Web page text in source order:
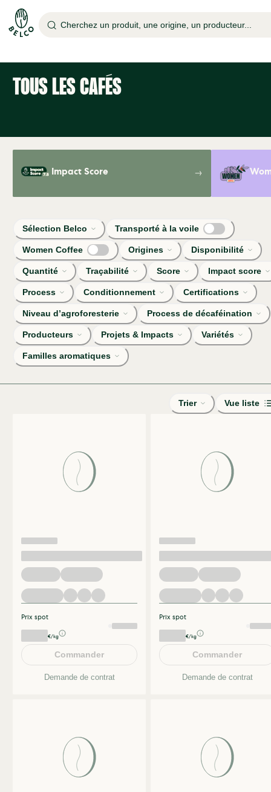
Cherchez un produit, une origine, un producteur...
TOUS LES CAFÉS
Impact Score
Sélection Belco Transporté à la voile
Women Coffee Origines Disponibilité
Quantité Traçabilité Score Impact score
Process Conditionnement Certifications
Niveau d’agroforesterie Process de décaféination
Producteurs Projets & Impacts Variétés
Familles aromatiques
Trier Vue liste
Prix spot
€/kg
Commander
Demande de contrat
Prix spot
€/kg
Commander
Demande de contrat